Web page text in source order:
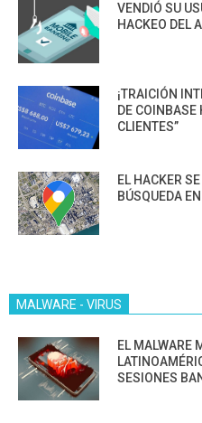
VENDIÓ SU
HACKEO DEL
¡TRAICIÓN
DE COINBASE
CLIENTES”
EL HACKER
BÚSQUEDA
MALWARE - VIRUS
EL MALWARE
SESIONES